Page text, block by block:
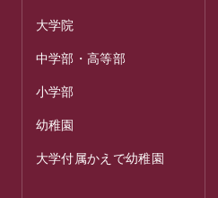
大学院
中学部・高等部
小学部
幼稚園
大学付属かえで幼稚園